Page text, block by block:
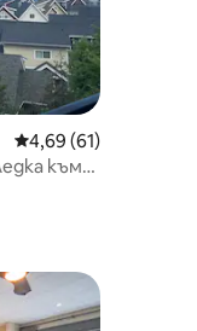
Средна оценка:
4,69 (61)
към